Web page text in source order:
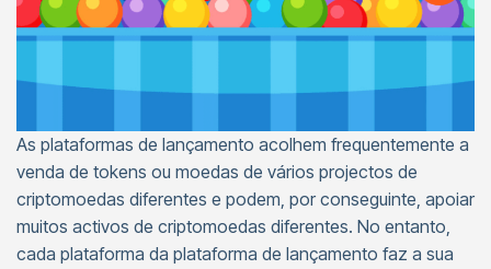
As plataformas de lançamento acolhem frequentemente a
venda de tokens ou moedas de vários projectos de
criptomoedas diferentes e podem, por conseguinte, apoiar
muitos activos de criptomoedas diferentes. No entanto,
cada plataforma da plataforma de lançamento faz a sua